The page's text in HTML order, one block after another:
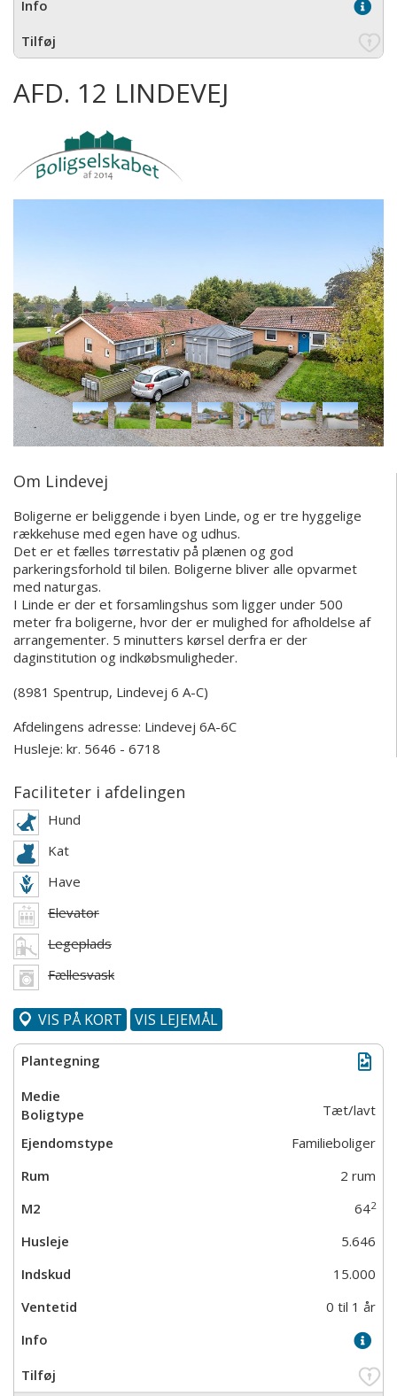
AFD. 12 LINDEVEJ
Om Lindevej
Boligerne er beliggende i byen Linde, og er tre hyggelige
rækkehuse med egen have og udhus.
Det er et fælles tørrestativ på plænen og god
parkeringsforhold til bilen. Boligerne bliver alle opvarmet
med naturgas.
I Linde er der et forsamlingshus som ligger under 500
meter fra boligerne, hvor der er mulighed for afholdelse af
arrangementer. 5 minutters kørsel derfra er der
daginstitution og indkøbsmuligheder.
(8981 Spentrup, Lindevej 6 A-C)
Afdelingens adresse: Lindevej 6A-6C
Husleje: kr. 5646 - 6718
Faciliteter i afdelingen
Hund
Kat
Have
Elevator
Legeplads
Fællesvask
VIS PÅ KORT VIS LEJEMÅL
Tæt/lavt
Familieboliger
2 rum
642
5.646
15.000
0 til 1 år